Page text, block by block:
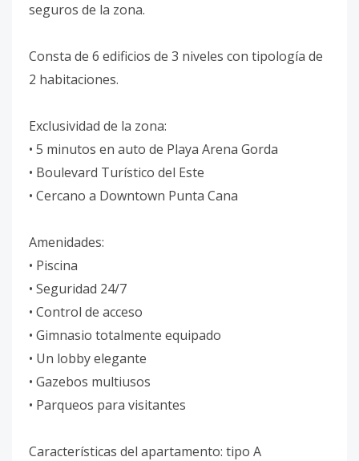
seguros de la zona.
Consta de 6 edificios de 3 niveles con tipología de
2 habitaciones.
Exclusividad de la zona:
• 5 minutos en auto de Playa Arena Gorda
• Boulevard Turístico del Este
• Cercano a Downtown Punta Cana
Amenidades:
• Piscina
• Seguridad 24/7
• Control de acceso
• Gimnasio totalmente equipado
• Un lobby elegante
• Gazebos multiusos
• Parqueos para visitantes
Características del apartamento: tipo A